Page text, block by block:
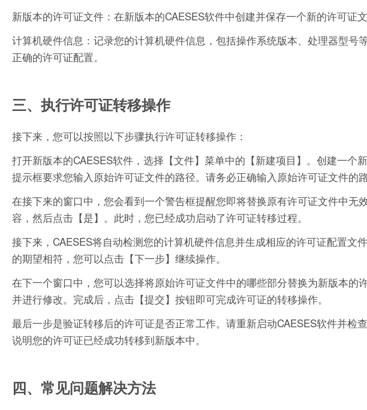
新版本的许可证文件：在新版本的CAESES软件中创建并保存一个新的许可证
计算机硬件信息：记录您的计算机硬件信息，包括操作系统版本、处理器型号
正确的许可证配置。
三、执行许可证转移操作
接下来，您可以按照以下步骤执行许可证转移操作：
打开新版本的CAESES软件，选择【文件】菜单中的【新建项目】。创建一个
提示框要求您输入原始许可证文件的路径。请务必正确输入原始许可证文件的
在接下来的窗口中，您会看到一个警告框提醒您即将替换原有许可证文件中无
容，然后点击【是】。此时，您已经成功启动了许可证转移过程。
接下来，CAESES将自动检测您的计算机硬件信息并生成相应的许可证配置文
的期望相符，您可以点击【下一步】继续操作。
在下一个窗口中，您可以选择将原始许可证文件中的哪些部分替换为新版本的
并进行修改。完成后，点击【提交】按钮即可完成许可证的转移操作。
最后一步是验证转移后的许可证是否正常工作。请重新启动CAESES软件并检
说明您的许可证已经成功转移到新版本中。
四、常见问题解决方法